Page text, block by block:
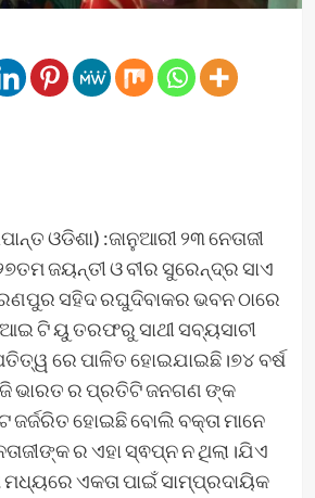
ଓଡିଶା) :ଜାନୁଆରୀ ୨୩ ନେତାଜୀ
ଜୟନ୍ତୀ ଓ ବୀର ସୁରେନ୍ଦ୍ର ସାଏ
ସହିଦ ରଘୁଦିବାକର ଭବନ ଠାରେ
ଟି ୟୁ ତରଫରୁ ସାଥୀ ସବ୍ୟସାଚୀ
ରେ ପାଳିତ ହୋଇଯାଇଛି।୭୪ ବର୍ଷ
ଭାରତ ର ପ୍ରତିଟି ଜନଗଣ ଙ୍କ
ହୋଇଛି ବୋଲି ବକ୍ତା ମାନେ
ର ଏହା ସ୍ଵପ୍ନ ନ ଥିଲା।ଯିଏ
ମଧ୍ୟରେ ଏକତା ପାଇଁ ସାମ୍ପ୍ରଦାୟିକ